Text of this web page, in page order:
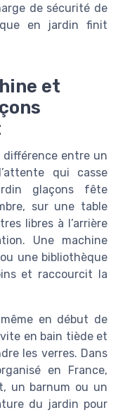
de sécurité de
en jardin finit
et
différence entre un
qui casse
glaçons fête
sur une table
libres à l’arrière
Une machine
une bibliothèque
et raccourcit la
en début de
en bain tiède et
les verres. Dans
en France,
un barnum ou un
du jardin pour